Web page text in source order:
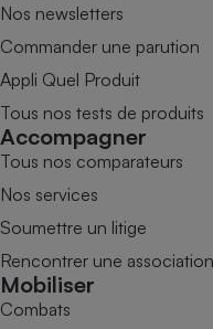
Nos newsletters
Commander une parution
Appli Quel Produit
Tous nos tests de produits
Accompagner
Tous nos comparateurs
Nos services
Soumettre un litige
Rencontrer une
Mobiliser
Combats